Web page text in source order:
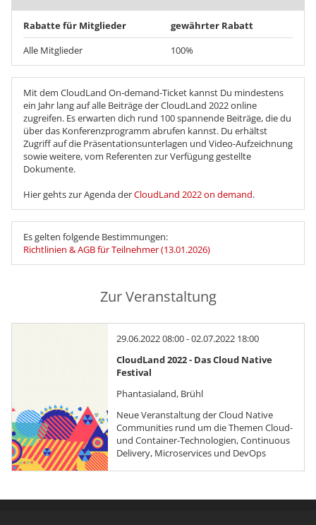
Rabatte für Mitglieder
gewährter Rabatt
Alle Mitglieder
100%
Mit dem CloudLand On-demand-Ticket kannst Du mindestens
ein Jahr lang auf alle Beiträge der CloudLand 2022 online
zugreifen. Es erwarten dich rund 100 spannende Beiträge, die du
über das Konferenzprogramm abrufen kannst. Du erhältst
Zugriff auf die Präsentationsunterlagen und Video-Aufzeichnung
sowie weitere, vom Referenten zur Verfügung gestellte
Dokumente.
Hier gehts zur Agenda derCloudLand 2022 on demand.
Es gelten folgende Bestimmungen:
Richtlinien & AGB für Teilnehmer (13.01.2026)
Zur Veranstaltung
29.06.2022 08:00 - 02.07.2022 18:00
CloudLand 2022 - Das Cloud Native
Festival
Phantasialand, Brühl
Neue Veranstaltung der Cloud Native
Communities rund um die Themen Cloud-
und Container-Technologien, Continuous
Delivery, Microservices und DevOps